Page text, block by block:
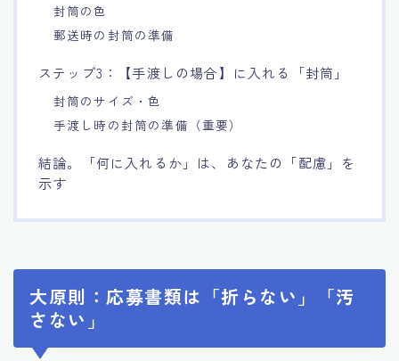
封筒の色
郵送時の封筒の準備
ステップ3：【手渡しの場合】に入れる「封筒」
封筒のサイズ・色
手渡し時の封筒の準備（重要）
結論。「何に入れるか」は、あなたの「配慮」を
示す
大原則：応募書類は「折らない」「汚
さない」